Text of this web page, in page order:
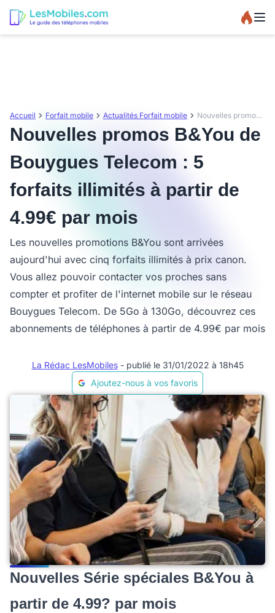
Accueil Forfait mobile Actualités Forfait mobile Nouvelles promos B&You de Bouygues Telecom : 5 forfaits illimités à partir de 4.99€ par mois
Nouvelles promos B&You de
Bouygues Telecom : 5
forfaits illimités à partir de
4.99€ par mois
Les nouvelles promotions B&You sont arrivées
aujourd'hui avec cinq forfaits illimités à prix canon.
Vous allez pouvoir contacter vos proches sans
compter et profiter de l'internet mobile sur le réseau
Bouygues Telecom. De 5Go à 130Go, découvrez ces
abonnements de téléphones à partir de 4.99€ par mois
La Rédac LesMobiles - publié le 31/01/2022 à 18h45
Ajoutez-nous à vos favoris
Nouvelles Série spéciales B&You à
partir de 4.99? par mois